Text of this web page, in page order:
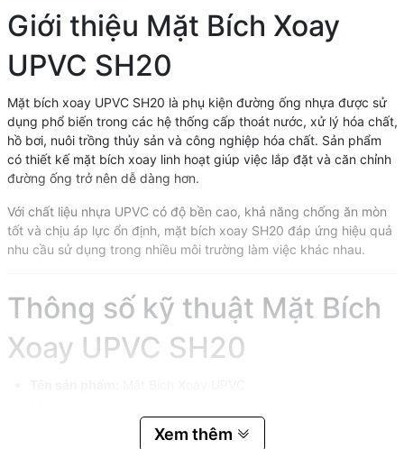
Giới thiệu Mặt Bích Xoay
UPVC SH20
Mặt bích xoay UPVC SH20 là phụ kiện đường ống nhựa được sử
dụng phổ biến trong các hệ thống cấp thoát nước, xử lý hóa chất,
hồ bơi, nuôi trồng thủy sản và công nghiệp hóa chất. Sản phẩm
có thiết kế mặt bích xoay linh hoạt giúp việc lắp đặt và căn chỉnh
đường ống trở nên dễ dàng hơn.
Với chất liệu nhựa UPVC có độ bền cao, khả năng chống ăn mòn
tốt và chịu áp lực ổn định, mặt bích xoay SH20 đáp ứng hiệu quả
nhu cầu sử dụng trong nhiều môi trường làm việc khác nhau.
Thông số kỹ thuật Mặt Bích
Xoay UPVC SH20
DN15 đến DN100
Xem thêm